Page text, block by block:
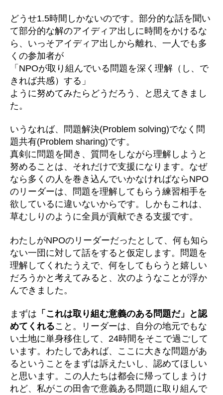
どうせ1.5時間しかないのです。部分的な話を聞い
て部分的な解のアイディア出しに時間をかけるな
ら、いっそアイディア出しから離れ、一人でも多
くの参加者が
「NPOが取り組んでいる問題を深く理解（し、で
きれば共感）する」
ように努めてみたらどうだろう、と思えてきまし
た。
いうなれば、問題解決(Problem solving)でなく問
題共有(Problem sharing)です。
真剣に問題を聞き、質問をしながら理解しようと
努めることは、それだけで支援になります。なぜ
なら多くの人を巻き込んでいかなければならNPO
のリーダーは、問題を理解してもらう練習相手を
欲しているに違いないからです。しかもこれは、
草むしりのように全員が貢献できる支援です。
わたしがNPOのリーダーだったとして、何も知ら
ない一団に対して話をすると仮定します。問題を
理解してくれたうえで、何をしてもらうと嬉しい
だろうかと考えてみると、次のようなことが浮か
んできました。
まずは 「これは取り組む意義のある問題だ」と認
めてくれること。リーダーは、自分の地元でもな
い土地に単身移住して、24時間をそこで過ごして
います。わたしであれば、ここに大きな問題があ
るということをまずは訴えたいし、認めてほしい
と思います。この人たちは都会に帰ってしまうけ
れど、私がこの田舎で意義ある問題に取り組んで